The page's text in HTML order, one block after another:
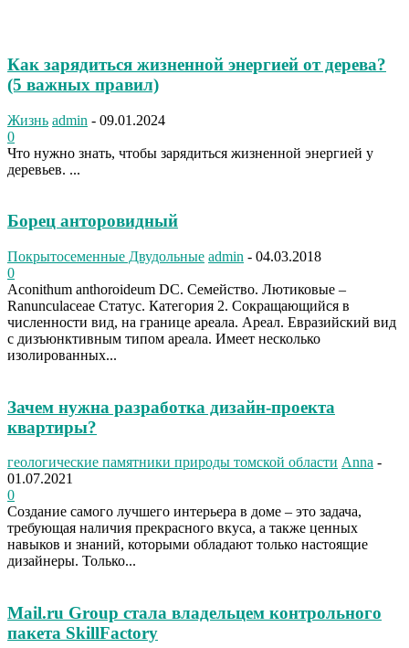
Как зарядиться жизненной энергией от дерева?
(5 важных правил)
Жизнь admin - 09.01.2024
0
Что нужно знать, чтобы зарядиться жизненной энергией у
деревьев. ...
Борец анторовидный
Покрытосеменные Двудольные admin - 04.03.2018
0
Aconithum anthoroideum DC. Семейство. Лютиковые –
Ranunculaceae Статус. Категория 2. Сокращающийся в
численности вид, на границе ареала. Ареал. Евразийский вид
с дизъюнктивным типом ареала. Имеет несколько
изолированных...
Зачем нужна разработка дизайн-проекта
квартиры?
геологические памятники природы томской области Anna -
01.07.2021
0
Создание самого лучшего интерьера в доме – это задача,
требующая наличия прекрасного вкуса, а также ценных
навыков и знаний, которыми обладают только настоящие
дизайнеры. Только...
Mail.ru Group стала владельцем контрольного
пакета SkillFactory